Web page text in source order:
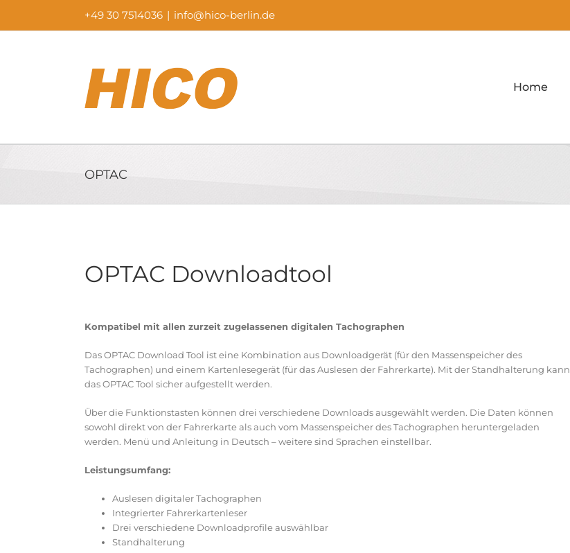
+49 30 7514036 | info@hico-berlin.de
Home
OPTAC
OPTAC Downloadtool
Kompatibel mit allen zurzeit zugelassenen digitalen Tachographen
Das OPTAC Download Tool ist eine Kombination aus Downloadgerät (für den Massenspeicher des
Tachographen) und einem Kartenlesegerät (für das Auslesen der Fahrerkarte). Mit der Standhalterung kann
das OPTAC Tool sicher aufgestellt werden.
Über die Funktionstasten können drei verschiedene Downloads ausgewählt werden. Die Daten können
sowohl direkt von der Fahrerkarte als auch vom Massenspeicher des Tachographen heruntergeladen
werden. Menü und Anleitung in Deutsch – weitere sind Sprachen einstellbar.
Leistungsumfang:
Auslesen digitaler Tachographen
Integrierter Fahrerkartenleser
Drei verschiedene Downloadprofile auswählbar
Standhalterung